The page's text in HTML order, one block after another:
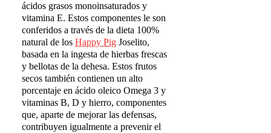
ácidos grasos monoinsaturados y
vitamina E. Estos componentes le son
conferidos a través de la dieta 100%
natural de losHappy Pig Joselito,
basada en la ingesta de hierbas frescas
y bellotas de la dehesa. Estos frutos
secos también contienen un alto
porcentaje en ácido oleico Omega 3 y
vitaminas B, D y hierro, componentes
que, aparte de mejorar las defensas,
contribuyen igualmente a prevenir el